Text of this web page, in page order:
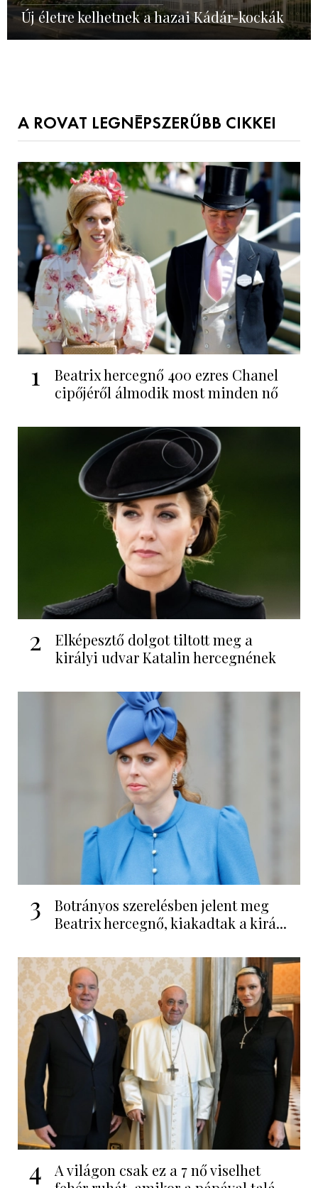
Új életre kelhetnek a hazai Kádár-kockák
A ROVAT LEGNÉPSZERŰBB CIKKEI
1
Beatrix hercegnő 400 ezres Chanel
cipőjéről álmodik most minden nő
2
Elképesztő dolgot tiltott meg a
királyi udvar Katalin hercegnének
3
Botrányos szerelésben jelent meg
Beatrix hercegnő, kiakadtak a kirá...
4
A világon csak ez a 7 nő viselhet